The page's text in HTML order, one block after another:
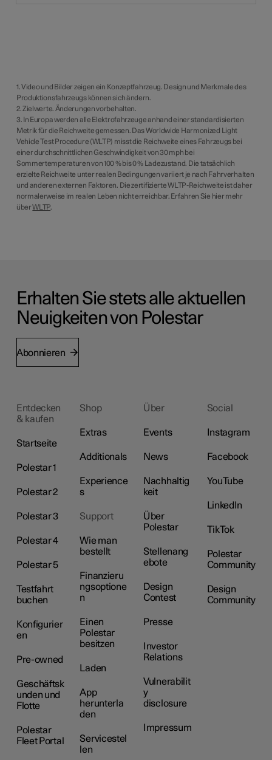
1. Video und Bilder zeigen ein Konzeptfahrzeug. Design und Merkmale des
Produktionsfahrzeugs können sich ändern.
2. Zielwerte. Änderungen vorbehalten.
3. In Europa werden alle Elektrofahrzeuge anhand einer standardisierten
Metrik für die Reichweite gemessen. Das Worldwide Harmonized Light
Vehicle Test Procedure (WLTP) misst die Reichweite eines Fahrzeugs bei
einer durchschnittlichen Geschwindigkeit von 30 mph bei
Sommertemperaturen von 100 % bis 0 % Ladezustand. Die tatsächlich
erzielte Reichweite unter realen Bedingungen variiert je nach Fahrverhalten
und anderen externen Faktoren. Die zertifizierte WLTP-Reichweite ist daher
normalerweise im realen Leben nicht erreichbar. Erfahren Sie hier mehr
überWLTP.
Erhalten Sie stets alle aktuellen
Neuigkeiten von Polestar
Abonnieren
Entdecken
& kaufen
Startseite
Polestar 1
Polestar 2
Polestar 3
Polestar 4
Polestar 5
Testfahrt
buchen
Konfigurier
en
Pre-owned
Geschäftsk
unden und
Flotte
Polestar
Fleet Portal
Shop
Extras
Additionals
Experience
s
Support
Wie man
bestellt
Finanzieru
ngsoptione
n
Einen
Polestar
besitzen
Laden
App
herunterla
den
Servicestel
len
Über
Events
News
Nachhaltig
keit
Über
Polestar
Stellenang
ebote
Design
Contest
Presse
Investor
Relations
Vulnerabilit
y
disclosure
Impressum
Social
Instagram
Facebook
YouTube
LinkedIn
TikTok
Polestar
Community
Design
Community